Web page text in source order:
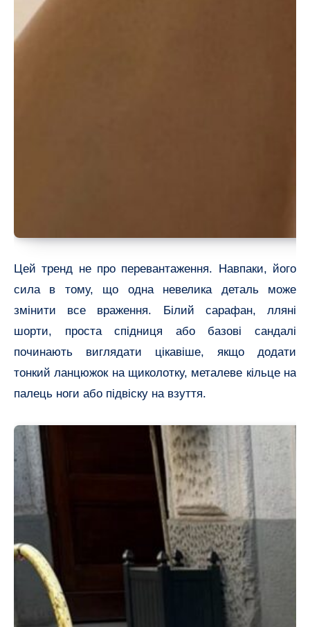
Цей тренд не про перевантаження. Навпаки, його
сила в тому, що одна невелика деталь може
змінити все враження. Білий сарафан, лляні
шорти, проста спідниця або базові сандалі
починають виглядати цікавіше, якщо додати
тонкий ланцюжок на щиколотку, металеве кільце на
палець ноги або підвіску на взуття.